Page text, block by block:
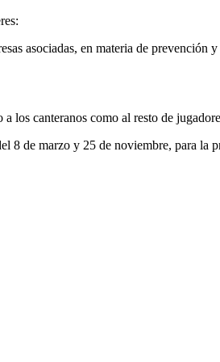
asociadas, en materia de
los canteranos como al resto de
8 de marzo y 25 de noviembre, para